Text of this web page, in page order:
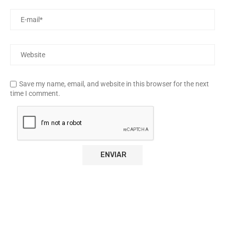
Save my name, email, and website in this browser for the next
time I comment.